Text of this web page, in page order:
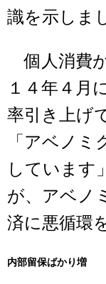
識を示しま
個人消費
１４年４月
率引き上げ
「アベノミ
しています
が、アベノ
済に悪循環
内部留保ばかり増